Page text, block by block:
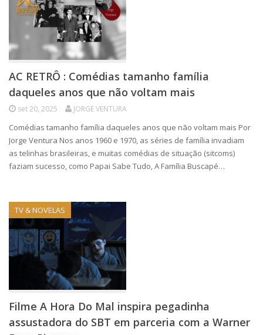
AC RETRÔ : Comédias tamanho família
daqueles anos que não voltam mais
set 20, 2025 JORGE VENTURA
Comédias tamanho família daqueles anos que não voltam mais Por
Jorge Ventura Nos anos 1960 e 1970, as séries de família invadiam
as telinhas brasileiras, e muitas comédias de situação (sitcoms)
faziam sucesso, como Papai Sabe Tudo, A Família Buscapé…
TV & NOVELAS
Filme A Hora Do Mal inspira pegadinha
assustadora do SBT em parceria com a Warner